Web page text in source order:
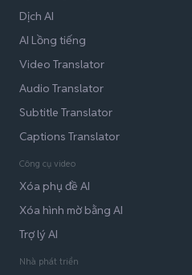
Dịch AI
AI Lồng tiếng
Video Translator
Audio Translator
Subtitle Translator
Captions Translator
Công cụ video
Xóa phụ đề AI
Xóa hình mờ bằng AI
Trợ lý AI
Nhà phát triển